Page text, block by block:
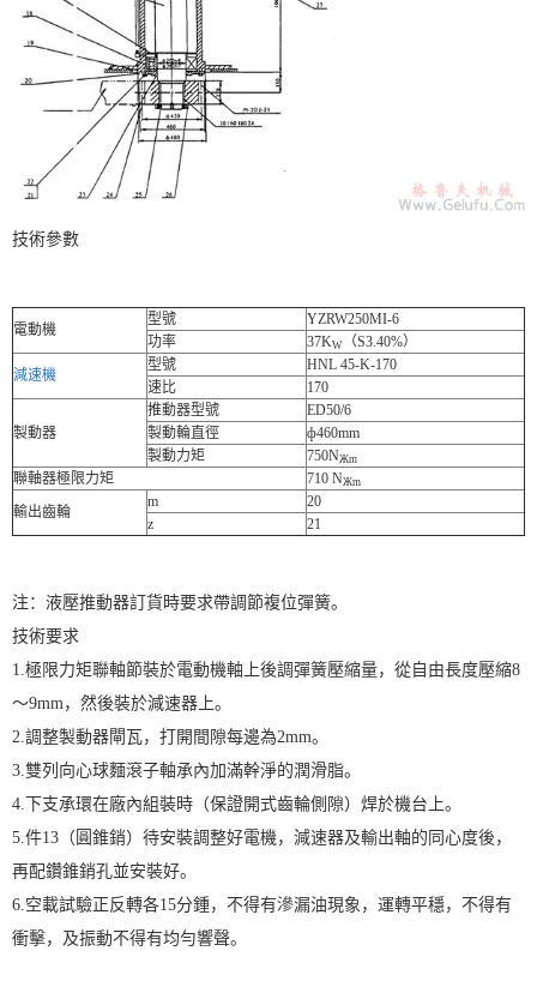
技術參數
電動機
型號
YZRW250MI-6
功率
37KW
（S3.40%）
減速機
型號
HNL 45-K-170
速比
170
製動器
推動器型號
ED50/6
製動輪直徑
ф460mm
製動力矩
750NЖm
聯軸器極限力矩 710 NЖm
輸出齒輪
m
20
z
21
注：液壓推動器訂貨時要求帶調節複位彈簧。
技術要求
1.極限力矩聯軸節裝於電動機軸上後調彈簧壓縮量，從自由長度壓縮8
～9mm，然後裝於減速器上。
2.調整製動器閘瓦，打開間隙每邊為2mm。
3.雙列向心球麵滾子軸承內加滿幹淨的潤滑脂。
4.下支承環在廠內組裝時（保證開式齒輪側隙）焊於機台上。
5.件13（圓錐銷）待安裝調整好電機，減速器及輸出軸的同心度後，
再配鑽錐銷孔並安裝好。
6.空載試驗正反轉各15分鍾，不得有滲漏油現象，運轉平穩，不得有
衝擊，及振動不得有均勻響聲。